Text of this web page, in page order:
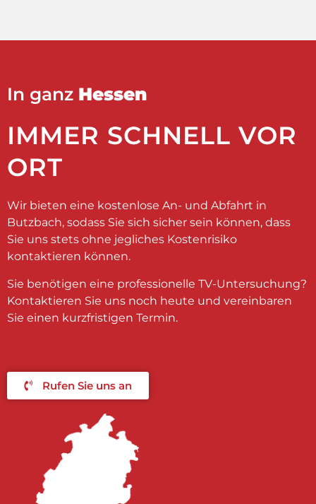
In ganz Hessen
IMMER SCHNELL VOR
ORT
Wir bieten eine kostenlose An- und Abfahrt in
Butzbach, sodass Sie sich sicher sein können, dass
Sie uns stets ohne jegliches Kostenrisiko
kontaktieren können.
Sie benötigen eine professionelle TV-Untersuchung?
Kontaktieren Sie uns noch heute und vereinbaren
Sie einen kurzfristigen Termin.
Rufen Sie uns an